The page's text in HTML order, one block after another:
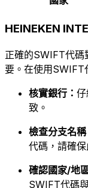
HEINEKEN
正確的SWIFT代碼
要。在使用SWIFT
核實銀行：
致。
檢查分支名稱
代碼，請確
確認國家/地
SWIFT代碼